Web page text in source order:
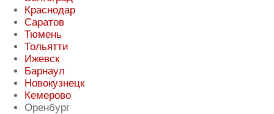
Краснодар
Саратов
Тюмень
Тольятти
Ижевск
Барнаул
Новокузнецк
Кемерово
Оренбург